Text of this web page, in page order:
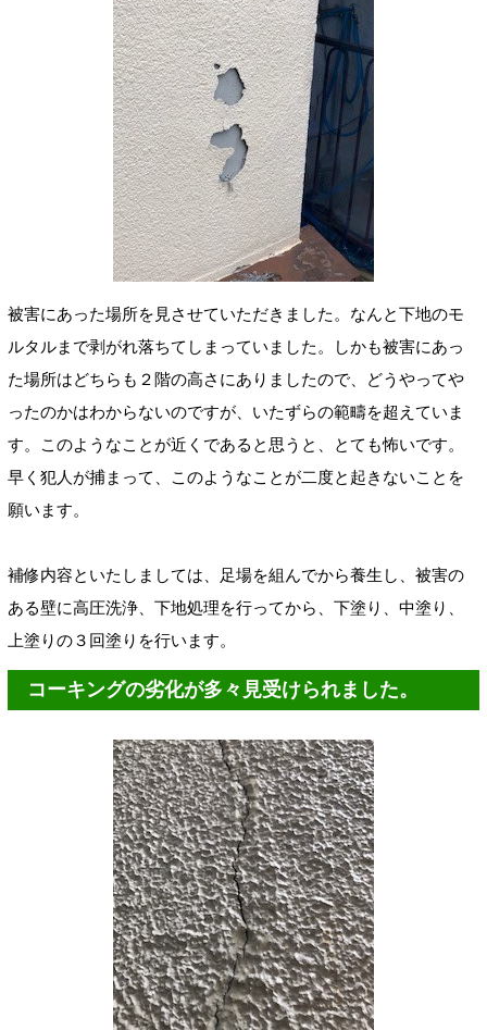
被害にあった場所を見させていただきました。なんと下地のモ
ルタルまで剥がれ落ちてしまっていました。しかも被害にあっ
た場所はどちらも２階の高さにありましたので、どうやってや
ったのかはわからないのですが、いたずらの範疇を超えていま
す。このようなことが近くであると思うと、とても怖いです。
早く犯人が捕まって、このようなことが二度と起きないことを
願います。
補修内容といたしましては、足場を組んでから養生し、被害の
ある壁に高圧洗浄、下地処理を行ってから、下塗り、中塗り、
上塗りの３回塗りを行います。
コーキングの劣化が多々見受けられました。